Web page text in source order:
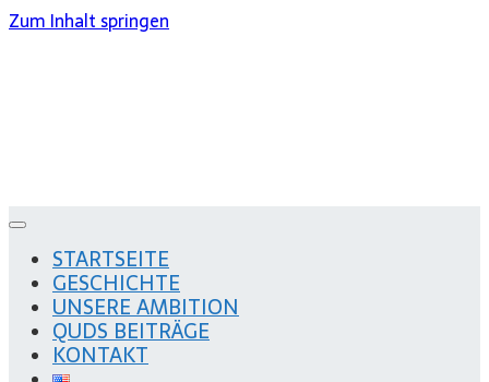
Zum Inhalt springen
STARTSEITE
GESCHICHTE
UNSERE AMBITION
QUDS BEITRÄGE
KONTAKT